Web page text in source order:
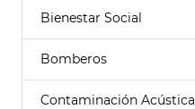
Bienestar Social
Bomberos
Contaminación Acústica